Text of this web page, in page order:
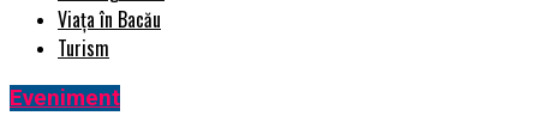
Viața în Bacău
Turism
Eveniment